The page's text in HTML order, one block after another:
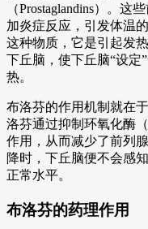
（Prostaglandins）。
加炎症反应，引发体温
这种物质，它是引起发
下丘脑，使下丘脑“设定
热。
布洛芬的作用机制就在
洛芬通过抑制环氧化酶
作用，从而减少了前列
降时，下丘脑便不会感
正常水平。
布洛芬的药理作用